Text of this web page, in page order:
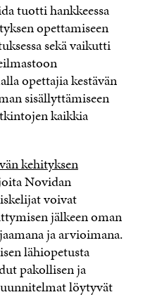
tuotti hankkeessa
opettamiseen
sekä vaikutti
opettajia kestävän
sisällyttämiseen
kaikkia
kehityksen
Novidan
voivat
jälkeen oman
ja arvioimana.
lähiopetusta
pakollisen ja
löytyvät